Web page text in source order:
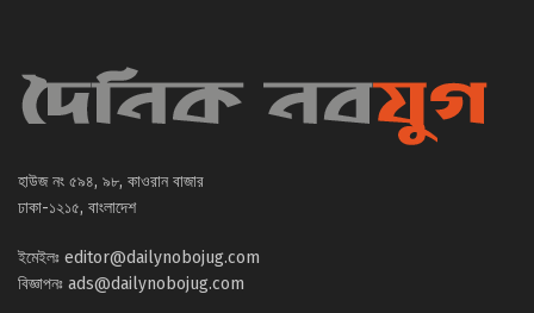
হাউজ নং ৫৯৪, ৯৮, কাওরান বাজার
ঢাকা-১২১৫, বাংলাদেশ
ইমেইলঃ editor@dailynobojug.com
বিজ্ঞাপনঃ ads@dailynobojug.com